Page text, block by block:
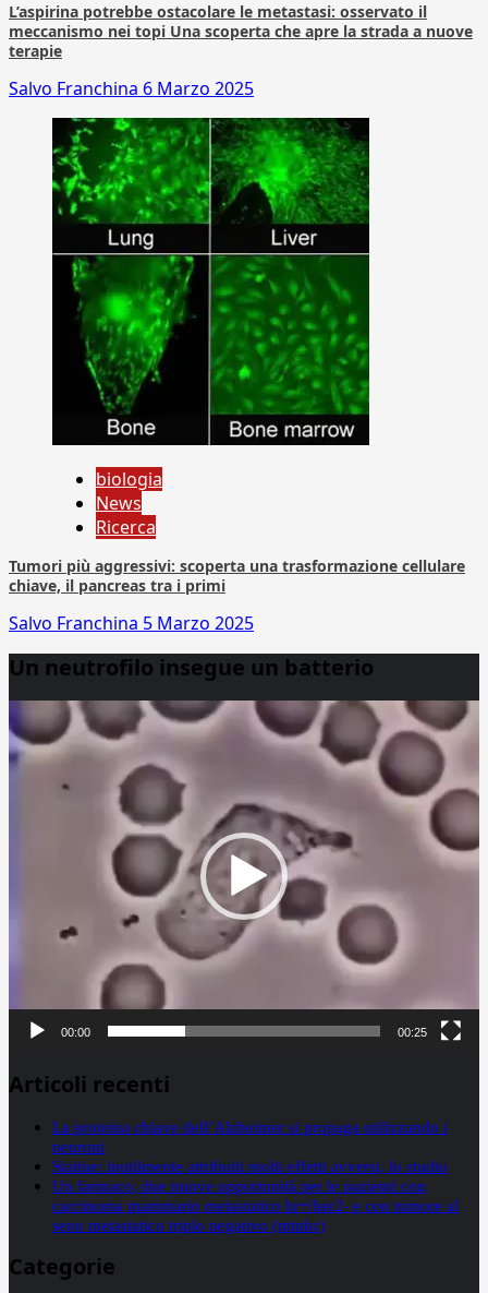
L’aspirina potrebbe ostacolare le metastasi: osservato il
meccanismo nei topi Una scoperta che apre la strada a nuove
terapie
Salvo Franchina 6 Marzo 2025
biologia
News
Ricerca
Tumori più aggressivi: scoperta una trasformazione cellulare
chiave, il pancreas tra i primi
Salvo Franchina 5 Marzo 2025
Un neutrofilo insegue un batterio
Player
00:00 00:25
Articoli recenti
La proteina chiave dell’Alzheimer si propaga utilizzando i
neuroni
Statine: inutilmente attribuiti molti effetti avversi, lo studio
Un farmaco, due nuove opportunità per le pazienti con
carcinoma mammario metastatico hr+/her2- e con tumore al
seno metastatico triplo negativo (mtnbc)
Categorie